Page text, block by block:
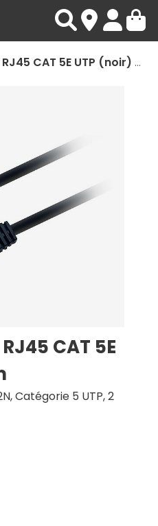
Textorm Câble RJ45 CAT 5E UTP (noir) - 2 m
CAT 5E
Catégorie 5 UTP, 2